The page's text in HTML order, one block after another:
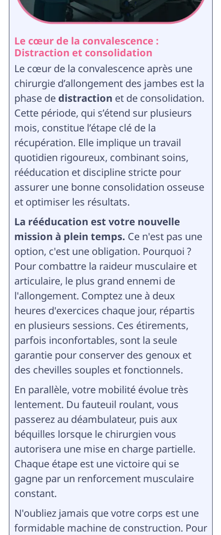
Le cœur de la convalescence :
Distraction et consolidation
Le cœur de la convalescence après une
chirurgie d’allongement des jambes est la
phase de distraction et de consolidation.
Cette période, qui s’étend sur plusieurs
mois, constitue l’étape clé de la
récupération. Elle implique un travail
quotidien rigoureux, combinant soins,
rééducation et discipline stricte pour
assurer une bonne consolidation osseuse
et optimiser les résultats.
La rééducation est votre nouvelle
mission à plein temps. Ce n'est pas une
option, c'est une obligation. Pourquoi ?
Pour combattre la raideur musculaire et
articulaire, le plus grand ennemi de
l'allongement. Comptez une à deux
heures d'exercices chaque jour, répartis
en plusieurs sessions. Ces étirements,
parfois inconfortables, sont la seule
garantie pour conserver des genoux et
des chevilles souples et fonctionnels.
En parallèle, votre mobilité évolue très
lentement. Du fauteuil roulant, vous
passerez au déambulateur, puis aux
béquilles lorsque le chirurgien vous
autorisera une mise en charge partielle.
Chaque étape est une victoire qui se
gagne par un renforcement musculaire
constant.
N'oubliez jamais que votre corps est une
formidable machine de construction. Pour